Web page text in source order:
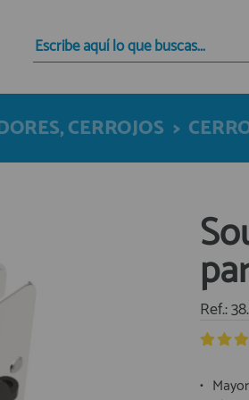
Quiero registrarme
Nuevo
Al crear una cuenta en
tienda virtual, revisar el
¡Adelante! Te estabamos
registro cliente
CERROJOS >
Ref.:
•